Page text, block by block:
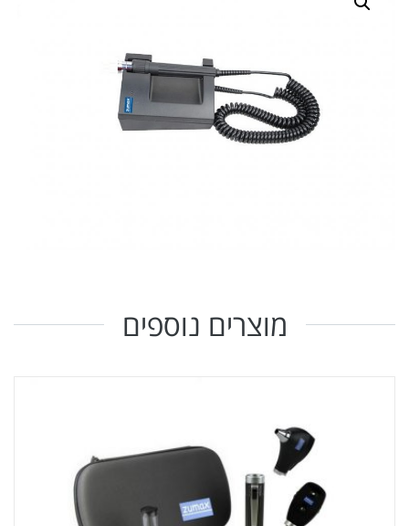
מוצרים נוספים